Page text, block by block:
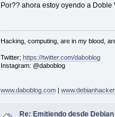
Por?? ahora estoy oyendo a
Hacking, computing, are in my blood,
Twitter; https://twitter.com/daboblog
Instagram: @daboblog
www.daboblog.com|
Re: Emitiendo desde